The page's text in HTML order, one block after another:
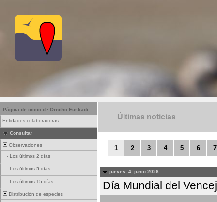
Página de inicio de Ornitho Euskadi
Entidades colaboradoras
Consultar
Observaciones
- Los últimos 2 días
- Los últimos 5 días
- Los últimos 15 días
Distribución de especies
Últimas noticias
1 2 3 4 5 6 7
jueves, 4. junio 2026
Día Mundial del